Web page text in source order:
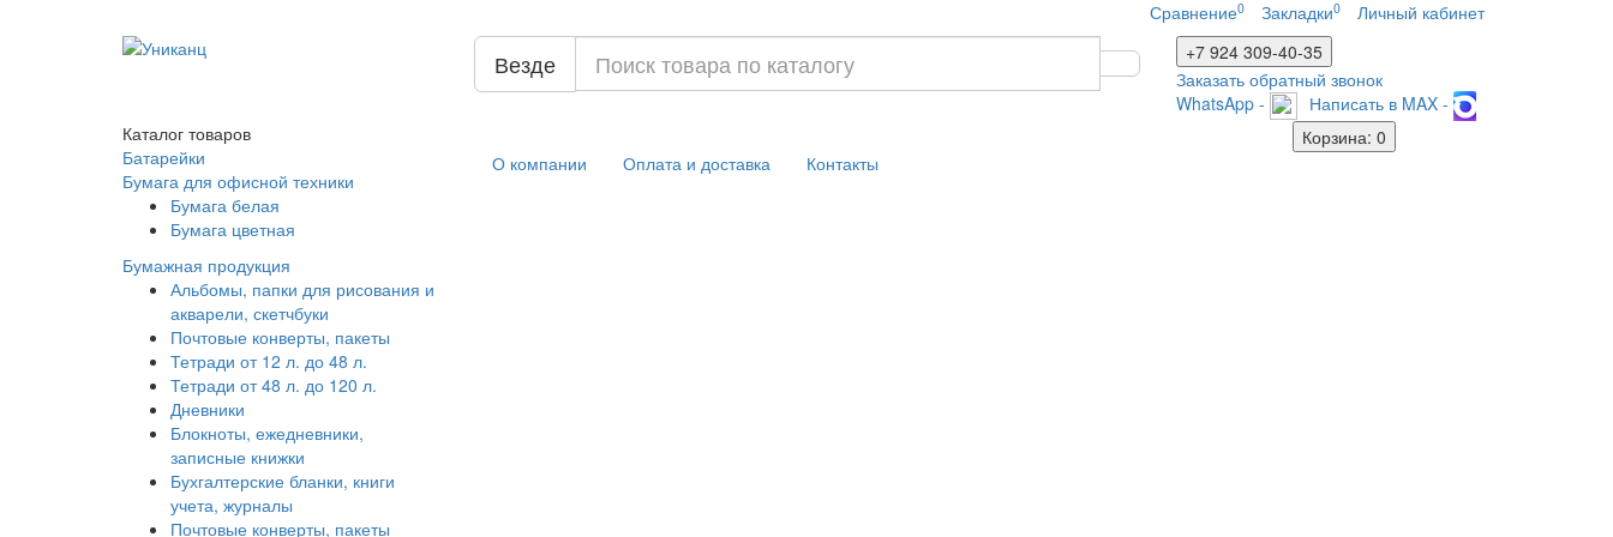
Сравнение0 Закладки0 Личный кабинет
Везде +7 924 309-40-35
Заказать обратный звонок
WhatsApp -
Написать в MAX -
Каталог товаров
Батарейки
Бумага для офисной техники
Бумага белая
Бумага цветная
Бумажная продукция
Альбомы, папки для рисования и
акварели, скетчбуки
Почтовые конверты, пакеты
Тетради от 12 л. до 48 л.
Тетради от 48 л. до 120 л.
Дневники
Блокноты, ежедневники,
записные книжки
Бухгалтерские бланки, книги
учета, журналы
Почтовые конверты, пакеты
О компании Оплата и доставка Контакты
Корзина: 0